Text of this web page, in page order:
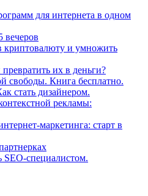
для интернета в одном
вечеров
криптовалюту и умножить
их в деньги?
свободы. Книга бесплатно.
стать дизайнером.
рекламы:
маркетинга: старт в
SEO‑специалистом.